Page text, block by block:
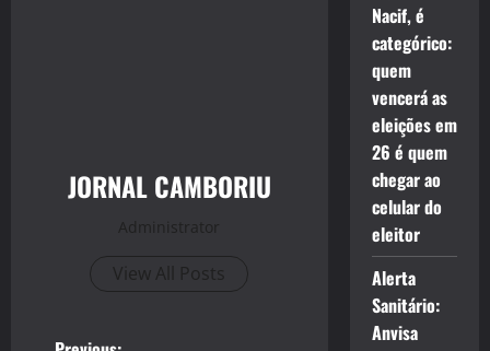
JORNAL CAMBORIU
Administrator
View All Posts
Nacif, é
categórico:
quem
vencerá as
eleições em
26 é quem
chegar ao
celular do
eleitor
Alerta
Sanitário:
Anvisa